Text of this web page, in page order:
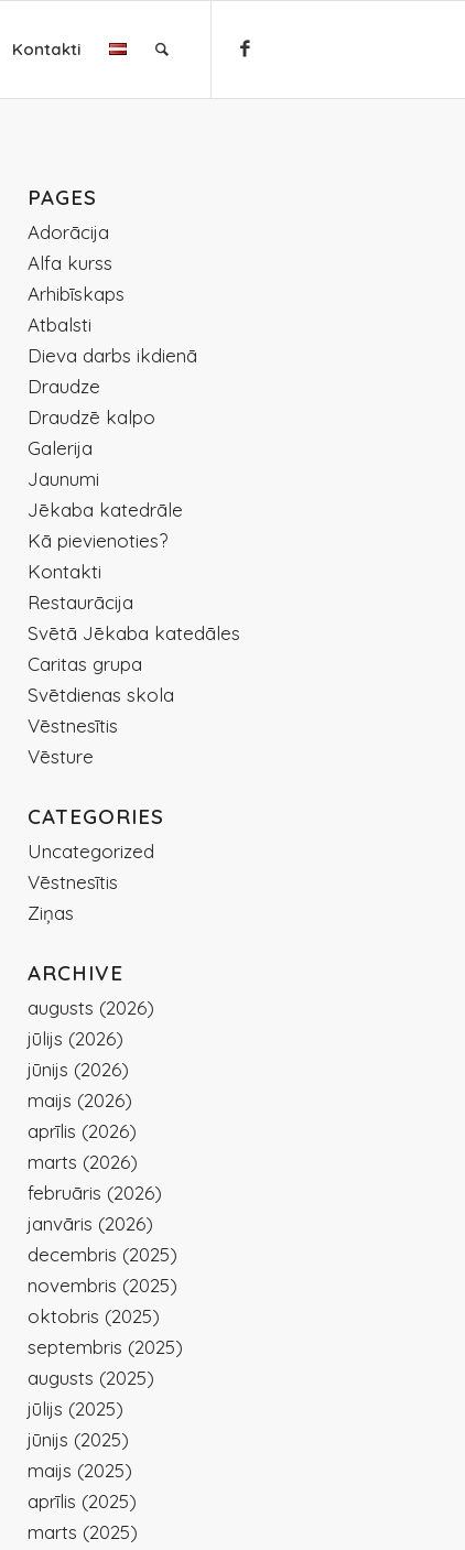
Kontakti
PAGES
Adorācija
Alfa kurss
Arhibīskaps
Atbalsti
Dieva darbs ikdienā
Draudze
Draudzē kalpo
Galerija
Jaunumi
Jēkaba katedrāle
Kā pievienoties?
Kontakti
Restaurācija
Svētā Jēkaba katedāles
Caritas grupa
Svētdienas skola
Vēstnesītis
Vēsture
CATEGORIES
Uncategorized
Vēstnesītis
Ziņas
ARCHIVE
augusts (2026)
jūlijs (2026)
jūnijs (2026)
maijs (2026)
aprīlis (2026)
marts (2026)
februāris (2026)
janvāris (2026)
decembris (2025)
novembris (2025)
oktobris (2025)
septembris (2025)
augusts (2025)
jūlijs (2025)
jūnijs (2025)
maijs (2025)
aprīlis (2025)
marts (2025)